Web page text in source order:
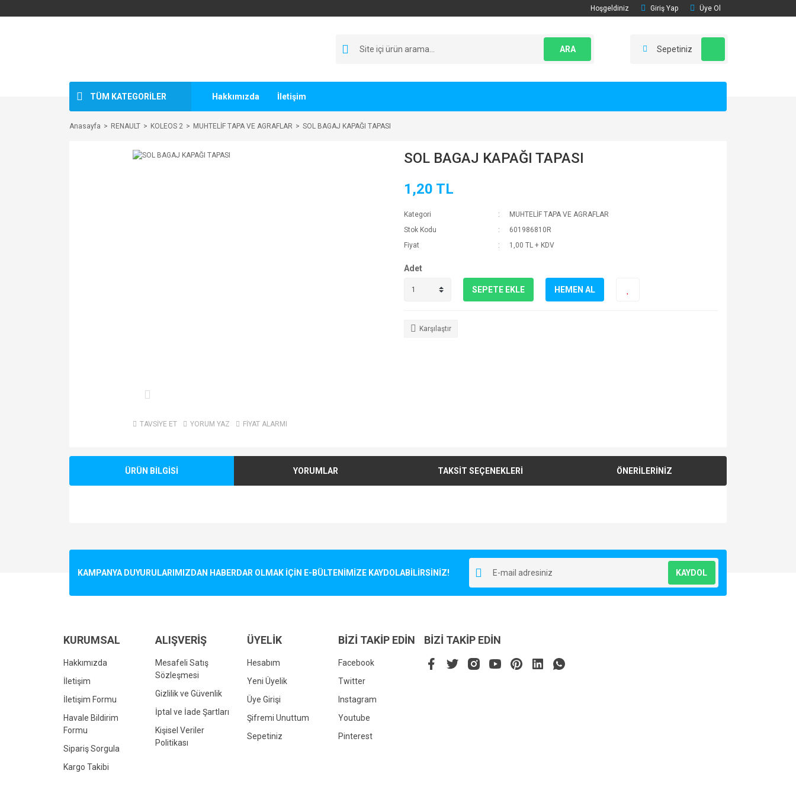
Hoşgeldiniz Giriş Yap Üye Ol
ARA Sepetiniz
TÜM KATEGORİLER Hakkımızda İletişim
Anasayfa RENAULT KOLEOS 2 MUHTELİF TAPA VE AGRAFLAR SOL BAGAJ KAPAĞI TAPASI
TAVSİYE ET YORUM YAZ FİYAT ALARMI
SOL BAGAJ KAPAĞI TAPASI
1,20 TL
Kategori
MUHTELİF TAPA VE AGRAFLAR
Stok Kodu
601986810R
Fiyat
1,00 TL + KDV
Adet
SEPETE EKLE HEMEN AL
Karşılaştır
ÜRÜN BİLGİSİ YORUMLAR TAKSİT SEÇENEKLERİ ÖNERİLERİNİZ
Ürün resmi kalitesiz, bozuk veya görüntülenemiyor.
Bu ürüne benzer farklı alternatifler olmalı.
KAMPANYA DUYURULARIMIZDAN HABERDAR OLMAK İÇİN E-BÜLTENİMİZE KAYDOLABİLİRSİNİZ! KAYDOL
KURUMSAL
Hakkımızda
İletişim
İletişim Formu
Havale Bildirim
Formu
Sipariş Sorgula
Kargo Takibi
ALIŞVERİŞ
Mesafeli Satış
Sözleşmesi
Gizlilik ve Güvenlik
İptal ve İade Şartları
Kişisel Veriler
Politikası
ÜYELİK
Hesabım
Yeni Üyelik
Üye Girişi
Şifremi Unuttum
Sepetiniz
BİZİ TAKİP EDİN
Facebook
Twitter
Instagram
Youtube
Pinterest
BİZİ TAKİP EDİN